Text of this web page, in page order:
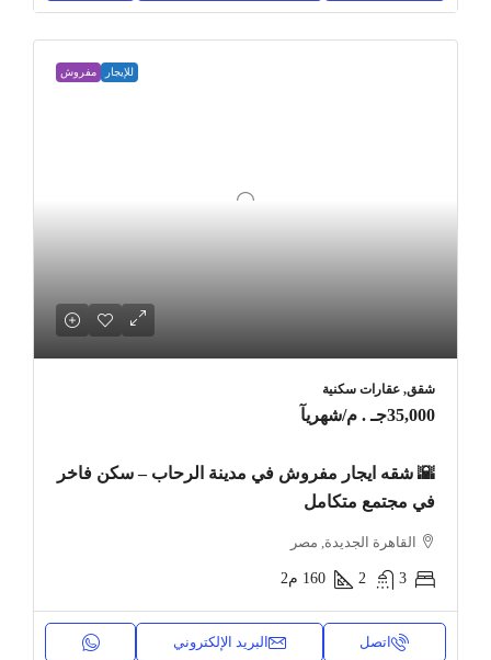
للإيجار مفروش
شقق, عقارات سكنية
35,000جـ . م /شهريآ
🌇 شقه ايجار مفروش في مدينة الرحاب – سكن فاخر
في مجتمع متكامل
القاهرة الجديدة, مصر
3
2
160 م2
اتصل البريد الإلكتروني